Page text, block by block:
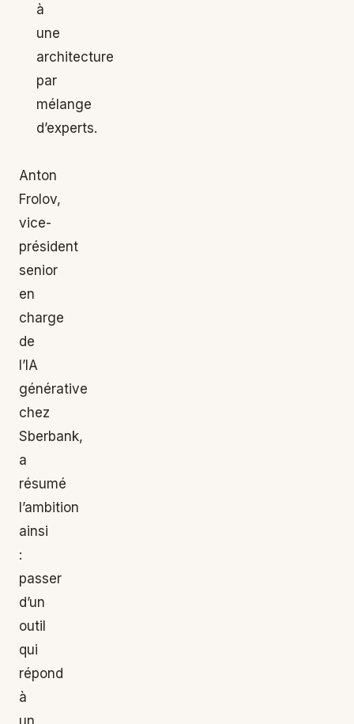
à
une
architecture
par
mélange
d’experts.
Anton
Frolov,
vice-
président
senior
en
charge
de
l’IA
générative
chez
Sberbank,
a
résumé
l’ambition
ainsi
:
passer
d’un
outil
qui
répond
à
un